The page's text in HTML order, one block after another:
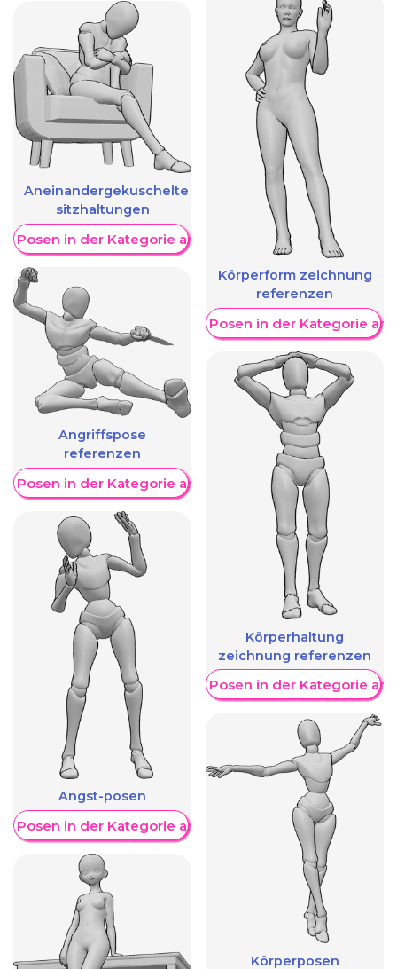
Aneinandergekuschelte
sitzhaltungen
Posen in der Kategorie anzeigen
Angriffspose
referenzen
Posen in der Kategorie anzeigen
Angst-posen
Posen in der Kategorie anzeigen
Körperform zeichnung
referenzen
Weitere Posen in der Kategorie
Körperhaltung
zeichnung referenzen
Weitere Posen in der Kategorie
Körperposen